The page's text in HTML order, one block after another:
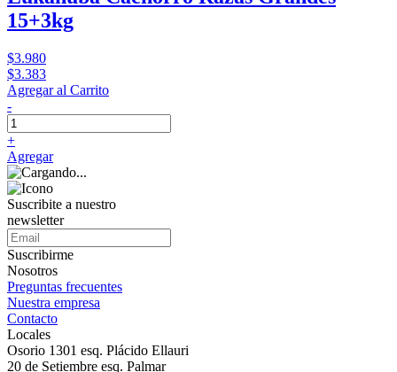
15+3kg
$3.980
$3.383
Agregar al Carrito
-
+
Agregar
Suscribite a nuestro
newsletter
Suscribirme
Nosotros
Preguntas frecuentes
Nuestra empresa
Contacto
Locales
Osorio 1301 esq. Plácido Ellauri
20 de Setiembre esq. Palmar